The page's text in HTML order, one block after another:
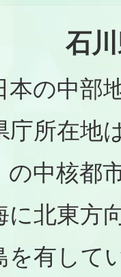
石
本の中部
庁所在地
の中核都
に北東方
を有して